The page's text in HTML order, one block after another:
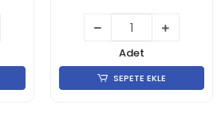
Adet
SEPETE EKLE